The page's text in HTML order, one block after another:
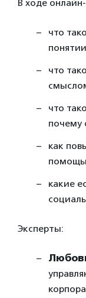
В ходе
что
что
что
почему
как
какие
Эксперты: